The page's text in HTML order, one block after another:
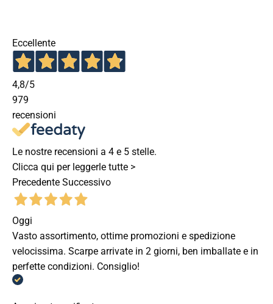
Eccellente
4,8/5
979
recensioni
Le nostre recensioni a 4 e 5 stelle.
Clicca qui per leggerle tutte >
Precedente Successivo
Oggi
Vasto assortimento, ottime promozioni e spedizione
velocissima. Scarpe arrivate in 2 giorni, ben imballate e in
perfette condizioni. Consiglio!